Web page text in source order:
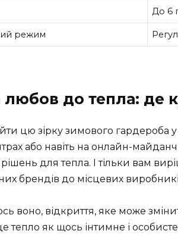
До 6
режим
любов до тепла: де
цю зірку зимового гардероба
або навіть на онлайн-
для тепла. І тільки вам
брендів до місцевих
воно, відкриття, яке може
тепло як щось інтимне і